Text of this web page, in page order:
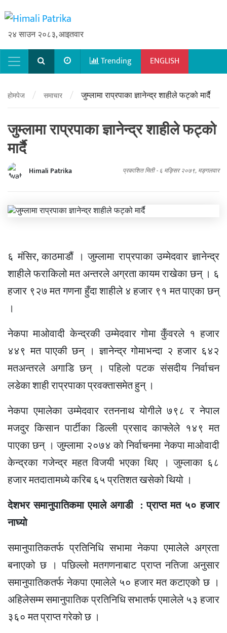
२४ साउन २०८३, आइतवार
Main NavigationTrending ENGLISH
होमपेज / समाचार / जुम्लामा राप्रपाका ज्ञानेन्द्र शाहीले फट्को मार्दै
जुम्लामा राप्रपाका ज्ञानेन्द्र शाहीले फट्को
मार्दै
Himali Patrika प्रकाशित मिती - ६ मङ्सिर २०७९, मङ्गलवार
६ मंसिर, काठमाडौं । जुम्लामा राप्रपाका उम्मेदवार ज्ञानेन्द्र
शाहीले फराकिलो मत अन्तरले अग्रता कायम राखेका छन् । ६
हजार ९२७ मत गणना हुँदा शाहीले ४ हजार ९१ मत पाएका छन्
।
नेकपा माओवादी केन्द्रकी उम्मेदवार गोमा कुँवरले १ हजार
४४९ मत पाएकी छन् । ज्ञानेन्द्र गोमाभन्दा २ हजार ६४२
मतअन्तरले अगाडि छन् । पहिलो पटक संसदीय निर्वाचन
लडेका शाही राप्रपाका प्रवक्तासमेत हुन् ।
नेकपा एमालेका उम्मेदवार रतननाथ योगीले ७९८ र नेपाल
मजदुर किसान पार्टीका डिल्ली प्रसाद काफ्लेले १४९ मत
पाएका छन् । जुम्लामा २०७४ को निर्वाचनमा नेकपा माओवादी
केन्द्रका गजेन्द्र महत विजयी भएका थिए । जुम्लाका ६८
हजार मतदातामध्ये करिब ६५ प्रतिशत खसेको थियो ।
देशभर समानुपातिकमा एमाले अगाडी : प्राप्त मत ५० हजार
नाघ्यो
समानुपातिकतर्फ प्रतिनिधि सभामा नेकपा एमालेले अग्रता
बनाएको छ । पछिल्लो मतगणनाबाट प्राप्त नतिजा अनुसार
समानुपातिकतर्फ नेकपा एमालेले ५० हजार मत कटाएको छ ।
अहिलेसम्म समानुपातिक प्रतिनिधि सभातर्फ एमालेले ५३ हजार
३६० मत प्राप्त गरेको छ ।